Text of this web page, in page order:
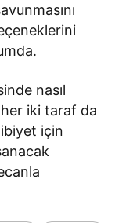
nasıl
iki taraf da
için